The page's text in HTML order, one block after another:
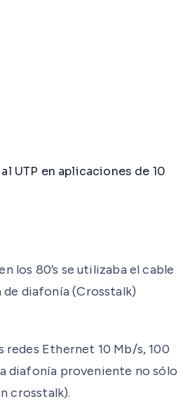
UTP en aplicaciones de 10
los 80’s se utilizaba el cable
de diafonía (Crosstalk)
redes Ethernet 10 Mb/s, 100
diafonía proveniente no sólo
crosstalk).